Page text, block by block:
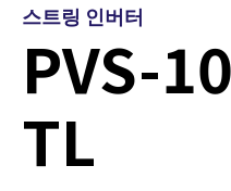
스트링 인버터
PVS-
TL